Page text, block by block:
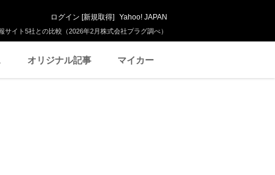
イト5社との比較（2026年2月株式会社プラグ調べ）
ログイン [新規取得] Yahoo! JAPAN
オリジナル記事 マイカー